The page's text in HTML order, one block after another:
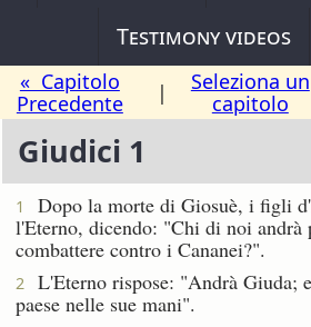
Testimony videos
« Capitolo
Precedente
|
Seleziona un
capitolo
Giudici 1
1
Dopo la morte di Giosuè, i figli
l'Eterno, dicendo: "Chi di noi andrà
combattere contro i Cananei?".
2
L'Eterno rispose: "Andrà Giuda;
paese nelle sue mani".